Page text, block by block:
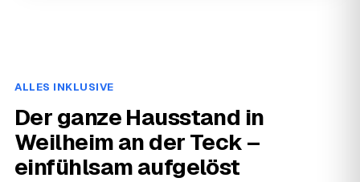
ALLES INKLUSIVE
Der ganze Hausstand in
Weilheim an der Teck –
einfühlsam aufgelöst